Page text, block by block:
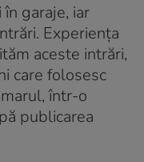
garaje, iar
Experiența
aceste intrări,
care folosesc
într-o
publicarea